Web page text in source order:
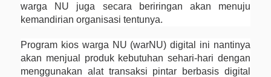
warga NU juga secara beriringan akan menuju
kemandirian organisasi tentunya.
Program kios warga NU (warNU) digital ini nantinya
akan menjual produk kebutuhan sehari-hari dengan
menggunakan alat transaksi pintar berbasis digital